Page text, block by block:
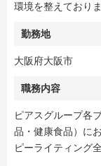
環境を整えておりま
勤務地
大阪府大阪市
職務内容
ピアスグループ各
品・健康食品）に
ピーライティング